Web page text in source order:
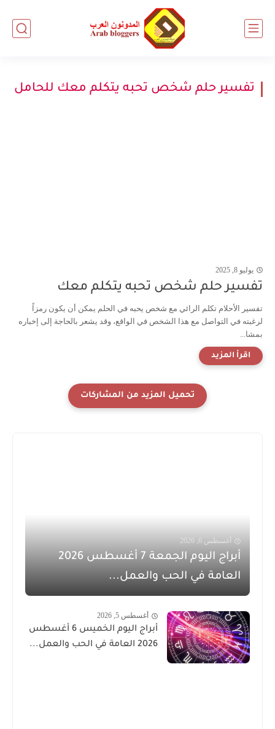
تفسير حلم شخص تحبه يتكلم معك للحامل
يوليو 8, 2025
تفسير حلم شخص تحبه يتكلم معك
تفسير الأحلام تكلم الرائي مع شخص يحبه في الحلم يمكن أن يكون رمزاً
لرغبته في التواصل مع هذا الشخص في الواقع، وقد يشعر بالحاجة إلى إخباره
بمشا...
أغسطس 6, 2026
أبراج اليوم الجمعة 7 أغسطس 2026
العامة في الحب والعمل...
أغسطس 5, 2026
أبراج اليوم الخميس 6 أغسطس
2026 العامة في الحب والعمل...